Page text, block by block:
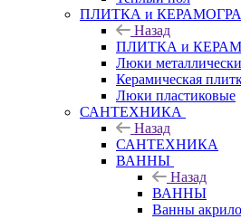
ПЛИТКА и
Назад
ПЛИТКА и
Люки
Керамическая
Люки пластиковые
САНТЕХНИКА
Назад
САНТЕХНИКА
ВАННЫ
Назад
ВАННЫ
Ванны